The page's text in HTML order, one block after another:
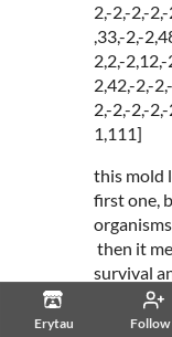
Erytau Follow
2,-2,-2,-
,33,-2,-
2,2,-
2,42,-2,-
2,-2,-2,-
1,111]
this mold
first one,
then it
survival